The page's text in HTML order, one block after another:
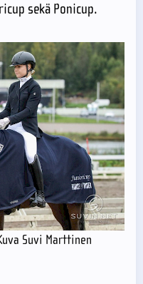
sekä Ponicup.
Suvi Marttinen